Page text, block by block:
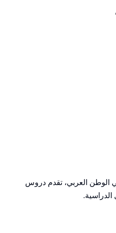
الوطن العربي، تقدم دروس
الدراسية.